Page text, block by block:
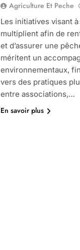
Agriculture Et Peche
Les initiatives visant
multiplient afin de
et d’assurer une
méritent un
environnementaux,
vers des pratiques
entre associations,…
En savoir plus